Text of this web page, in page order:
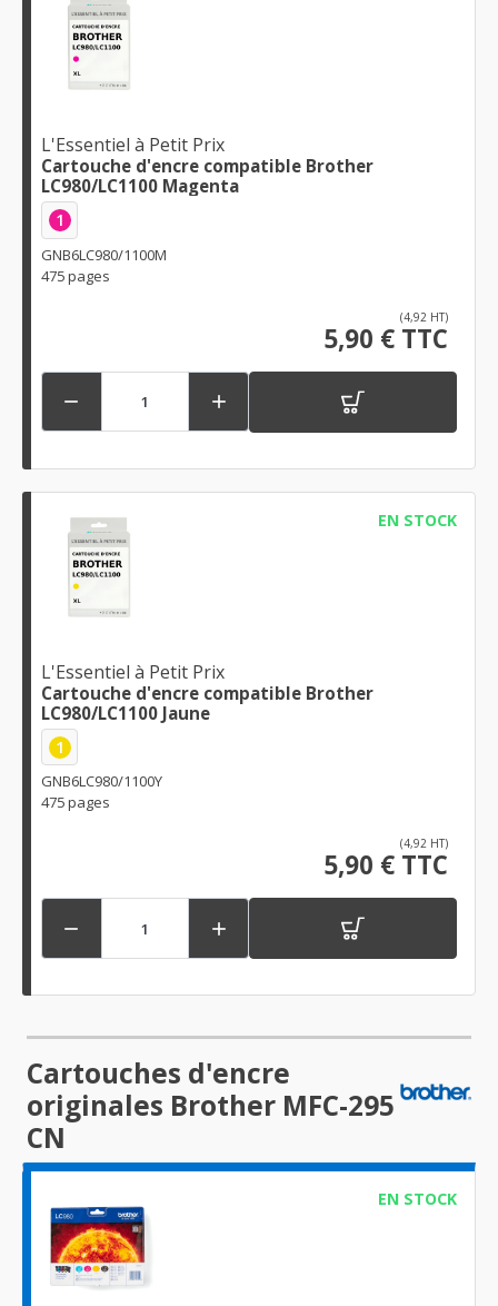
L'Essentiel à Petit Prix
Cartouche d'encre compatible Brother
LC980/LC1100 Magenta
1
GNB6LC980/1100M
475 pages
(4,92 HT)
5,90 € TTC
 
EN STOCK
L'Essentiel à Petit Prix
Cartouche d'encre compatible Brother
LC980/LC1100 Jaune
1
GNB6LC980/1100Y
475 pages
(4,92 HT)
5,90 € TTC
 
Cartouches d'encre
originales Brother MFC-295
CN
EN STOCK